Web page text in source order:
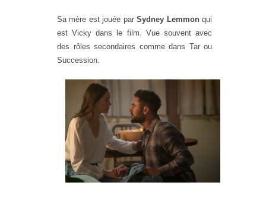
Sa mère est jouée parSydney Lemmonqui
est Vicky dans le film. Vue souvent avec
des rôles secondaires comme dans Tar ou
Succession.